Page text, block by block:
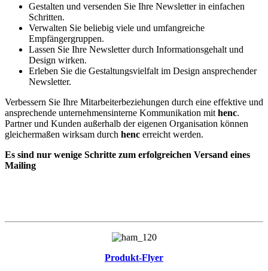
Gestalten und versenden Sie Ihre Newsletter in einfachen
Schritten.
Verwalten Sie beliebig viele und umfangreiche
Empfängergruppen.
Lassen Sie Ihre Newsletter durch Informationsgehalt und
Design wirken.
Erleben Sie die Gestaltungsvielfalt im Design ansprechender
Newsletter.
Verbessern Sie Ihre Mitarbeiterbeziehungen durch eine effektive und
ansprechende unternehmensinterne Kommunikation mit henc.
Partner und Kunden außerhalb der eigenen Organisation können
gleichermaßen wirksam durch henc erreicht werden.
Es sind nur wenige Schritte zum erfolgreichen Versand eines
Mailing
Produkt-Flyer